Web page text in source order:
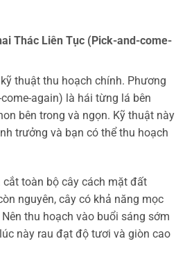
Thác Liên Tục (Pick-and-come-
thuật thu hoạch chính. Phương
again) là hái từng lá bên
bên trong và ngọn. Kỹ thuật này
trưởng và bạn có thể thu hoạch
toàn bộ cây cách mặt đất
nguyên, cây có khả năng mọc
thu hoạch vào buổi sáng sớm
này rau đạt độ tươi và giòn cao